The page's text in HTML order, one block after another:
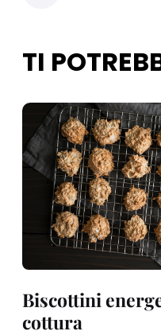
TI
Biscottini
cottura